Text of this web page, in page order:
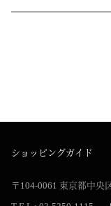
ショッピングガイド
〒104-0061 東京都中央